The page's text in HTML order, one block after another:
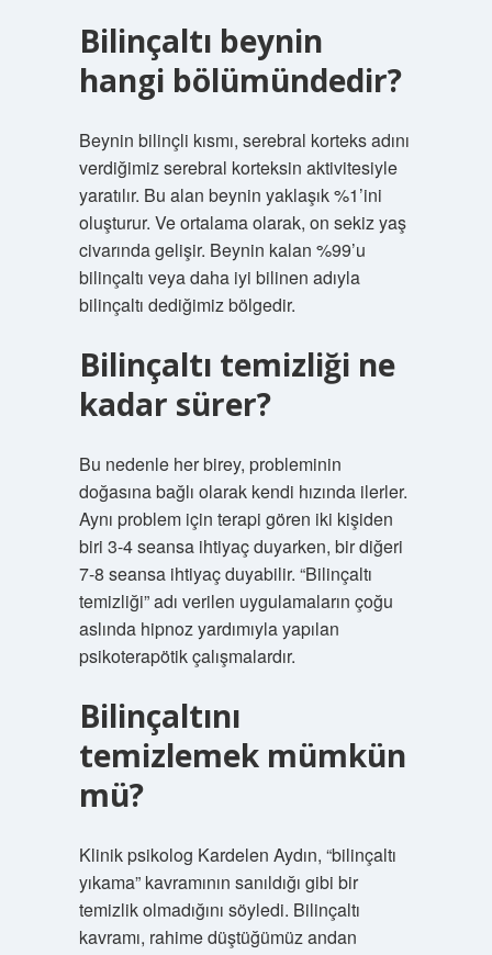
Bilinçaltı beynin
hangi bölümündedir?
Beynin bilinçli kısmı, serebral korteks adını
verdiğimiz serebral korteksin aktivitesiyle
yaratılır. Bu alan beynin yaklaşık %1’ini
oluşturur. Ve ortalama olarak, on sekiz yaş
civarında gelişir. Beynin kalan %99’u
bilinçaltı veya daha iyi bilinen adıyla
bilinçaltı dediğimiz bölgedir.
Bilinçaltı temizliği ne
kadar sürer?
Bu nedenle her birey, probleminin
doğasına bağlı olarak kendi hızında ilerler.
Aynı problem için terapi gören iki kişiden
biri 3-4 seansa ihtiyaç duyarken, bir diğeri
7-8 seansa ihtiyaç duyabilir. “Bilinçaltı
temizliği” adı verilen uygulamaların çoğu
aslında hipnoz yardımıyla yapılan
psikoterapötik çalışmalardır.
Bilinçaltını
temizlemek mümkün
mü?
Klinik psikolog Kardelen Aydın, “bilinçaltı
yıkama” kavramının sanıldığı gibi bir
temizlik olmadığını söyledi. Bilinçaltı
kavramı, rahime düştüğümüz andan